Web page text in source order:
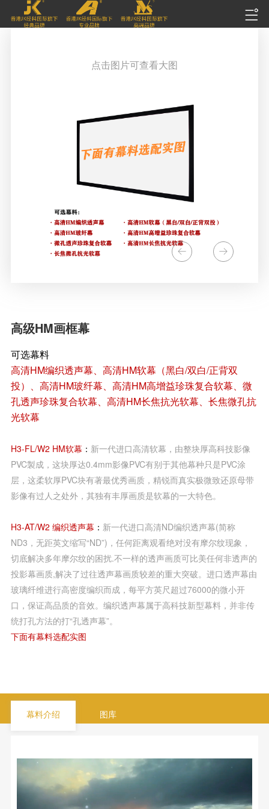
点击图片可查看大图
高级HM画框幕
可选幕料
高清HM编织透声幕、高清HM软幕（黑白/双白/正背双
投）、高清HM玻纤幕、高清HM高增益珍珠复合软幕、微
孔透声珍珠复合软幕、高清HM长焦抗光软幕、长焦微孔抗
光软幕
H3-FL/W2 HM软幕 ： 新一代进口高清软幕，由整块厚高科技影像
PVC製成，这块厚达0.4mm影像PVC有别于其他幕种只是PVC涂
层，这柔软厚PVC块有著最优秀画质，精锐而真实极微致还原母带
影像有过人之处外，其独有丰厚画质是软幕的一大特色。
H3-AT/W2 编织透声幕 ： 新一代进口高清ND编织透声幕(简称
ND3，无距英文缩写“ND”)，任何距离观看绝对没有摩尔纹现象，
切底解决多年摩尔纹的困扰.不一样的透声画质可比美任何非透声的
投影幕画质,解决了过往透声幕画质较差的重大突破。进口透声幕由
玻璃纤维进行高密度编织而成，每平方英尺超过76000的微小开
口，保证高品质的音效。编织透声幕属于高科技新型幕料，并非传
统打孔方法的打“孔透声幕”。
下面有幕料选配实图
幕料介绍 图库